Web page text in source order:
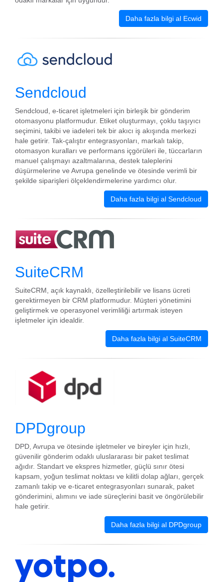
Daha fazla bilgi al Ecwid
Sendcloud
Sendcloud, e-ticaret işletmeleri için birleşik bir gönderim
otomasyonu platformudur. Etiket oluşturmayı, çoklu taşıyıcı
seçimini, takibi ve iadeleri tek bir akıcı iş akışında merkezi
hale getirir. Tak-çalıştır entegrasyonları, markalı takip,
otomasyon kuralları ve performans içgörüleri ile, tüccarların
manuel çalışmayı azaltmalarına, destek taleplerini
düşürmelerine ve Avrupa genelinde ve ötesinde verimli bir
şekilde siparişleri ölçeklendirmelerine yardımcı olur.
Daha fazla bilgi al Sendcloud
SuiteCRM
SuiteCRM, açık kaynaklı, özelleştirilebilir ve lisans ücreti
gerektirmeyen bir CRM platformudur. Müşteri yönetimini
geliştirmek ve operasyonel verimliliği artırmak isteyen
işletmeler için idealdir.
Daha fazla bilgi al SuiteCRM
DPDgroup
DPD, Avrupa ve ötesinde işletmeler ve bireyler için hızlı,
güvenilir gönderim odaklı uluslararası bir paket teslimat
ağıdır. Standart ve ekspres hizmetler, güçlü sınır ötesi
kapsam, yoğun teslimat noktası ve kilitli dolap ağları, gerçek
zamanlı takip ve e-ticaret entegrasyonları sunarak, paket
gönderimini, alımını ve iade süreçlerini basit ve öngörülebilir
hale getirir.
Daha fazla bilgi al DPDgroup